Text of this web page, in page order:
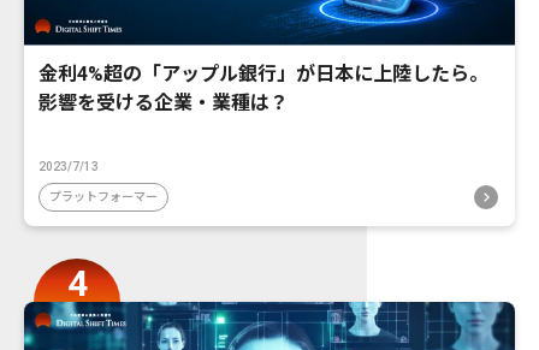
金利4%超の「アップル銀行」が日本に上陸したら。
影響を受ける企業・業種は？
2023/7/13
プラットフォーマー